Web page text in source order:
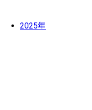
2025年